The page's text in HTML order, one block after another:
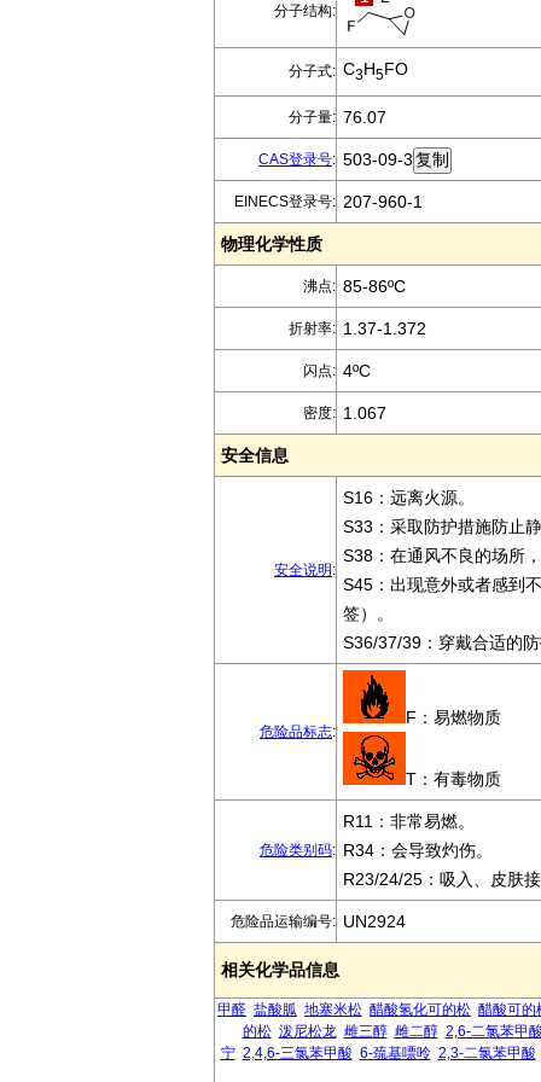
分子结构:
分子式: C3H5FO
分子量: 76.07
CAS登录号: 503-09-3
EINECS登录号: 207-960-1
物理化学性质
沸点: 85-86ºC
折射率: 1.37-1.372
闪点: 4ºC
密度: 1.067
安全信息
安全说明 :
S16：远离火源。
S33：采取防护措施防止
S38：在通风不良的场所
S45：出现意外或者感到
签）。
S36/37/39：穿戴合适的
危险品标志:
F：易燃物质
T：有毒物质
危险类别码:
R11：非常易燃。
R34：会导致灼伤。
R23/24/25：吸入、皮肤
危险品运输编号: UN2924
相关化学品信息
甲醛 盐酸胍 地塞米松 醋酸氢化可的松 醋酸可的
的松 泼尼松龙 雌三醇 雌二醇 2,6-二氯苯甲
宁 2,4,6-三氯苯甲酸 6-巯基嘌呤 2,3-二氯苯甲酸